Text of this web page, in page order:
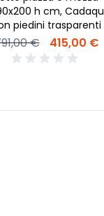
h cm,
piedini trasparenti
€ 415,00 €